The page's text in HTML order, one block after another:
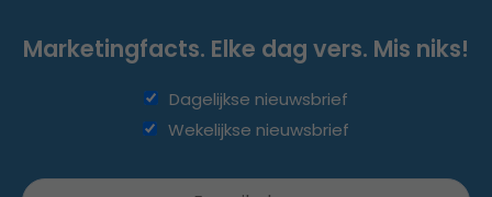
Marketingfacts. Elke dag vers. Mis niks!
Dagelijkse nieuwsbrief
Wekelijkse nieuwsbrief